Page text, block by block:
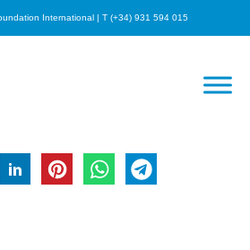
International | T (+34) 931 594 015